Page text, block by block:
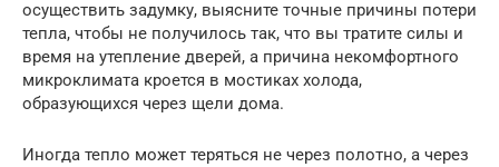
осуществить задумку, выясните точные причины потери
тепла, чтобы не получилось так, что вы тратите силы и
время на утепление дверей, а причина некомфортного
микроклимата кроется в мостиках холода,
образующихся через щели дома.
Иногда тепло может теряться не через полотно, а через